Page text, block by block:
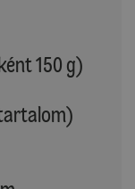
150 g)